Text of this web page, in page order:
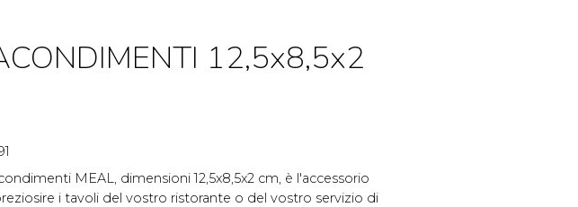
12,5x8,5x2
MEAL, dimensioni 12,5x8,5x2 cm, è l'accessorio
i tavoli del vostro ristorante o del vostro servizio di